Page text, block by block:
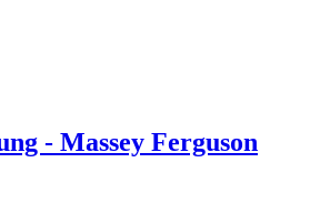
- Massey Ferguson